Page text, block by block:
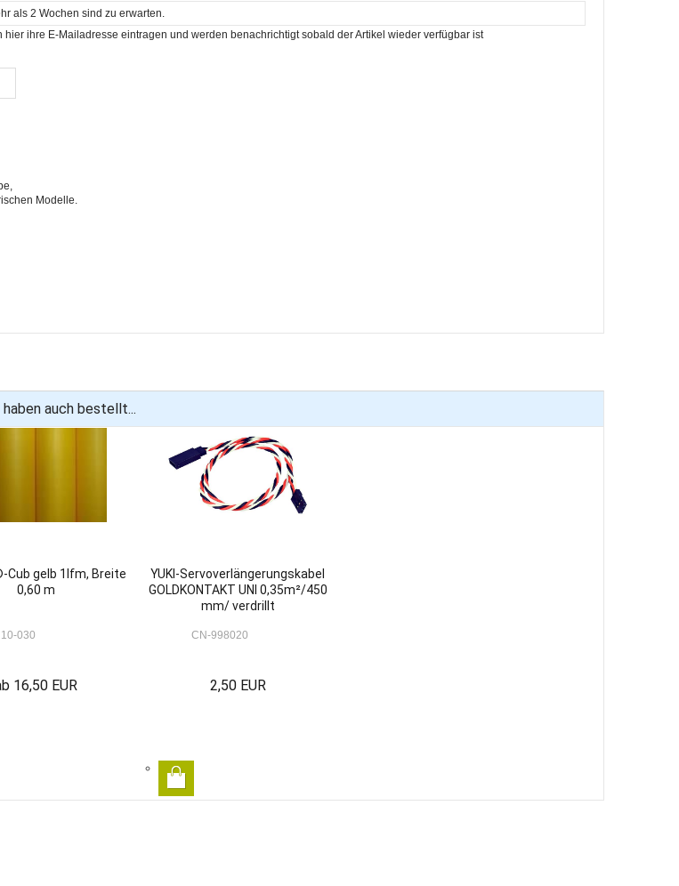
als 2 Wochen sind zu erwarten.
hier ihre E-Mailadresse eintragen und werden benachrichtigt sobald der Artikel wieder verfügbar ist
Modelle.
auch bestellt...
Cub gelb 1lfm, Breite
0,60 m
10-030
16,50 EUR
YUKI-Servoverlängerungskabel
GOLDKONTAKT UNI 0,35m²/450
mm/ verdrillt
CN-998020
2,50 EUR